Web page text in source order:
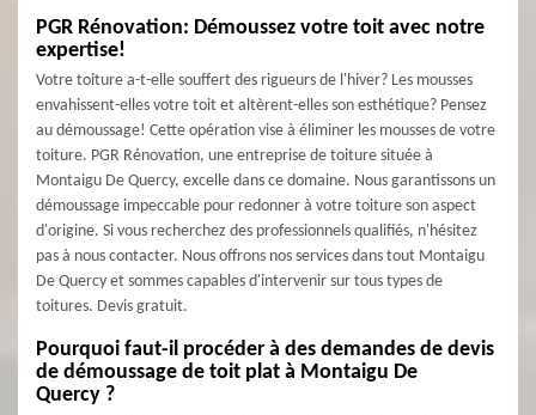
PGR Rénovation: Démoussez votre toit avec notre
expertise!
Votre toiture a-t-elle souffert des rigueurs de l'hiver? Les mousses
envahissent-elles votre toit et altèrent-elles son esthétique? Pensez
au démoussage! Cette opération vise à éliminer les mousses de votre
toiture. PGR Rénovation, une entreprise de toiture située à
Montaigu De Quercy, excelle dans ce domaine. Nous garantissons un
démoussage impeccable pour redonner à votre toiture son aspect
d'origine. Si vous recherchez des professionnels qualifiés, n'hésitez
pas à nous contacter. Nous offrons nos services dans tout Montaigu
De Quercy et sommes capables d'intervenir sur tous types de
toitures. Devis gratuit.
Pourquoi faut-il procéder à des demandes de devis
de démoussage de toit plat à Montaigu De
Quercy ?